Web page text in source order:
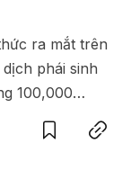
ra mắt trên
phái sinh
100,000
SaveCopy link